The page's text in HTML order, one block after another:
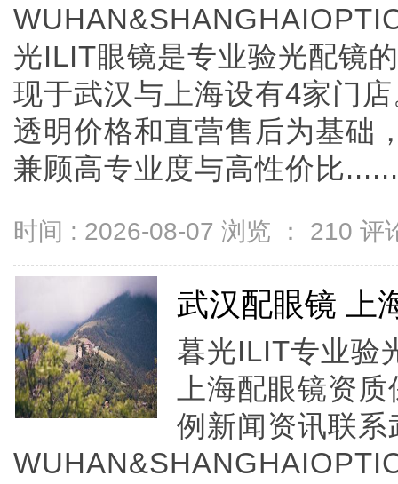
光ILIT眼镜是专业验光配镜
现于武汉与上海设有4家门
透明价格和直营售后为基础
兼顾高专业度与高性价比......
时间 : 2026-08-07 浏览 ： 210 评
武汉配眼镜 上
暮光ILIT专业验
上海配眼镜资
例新闻资讯联